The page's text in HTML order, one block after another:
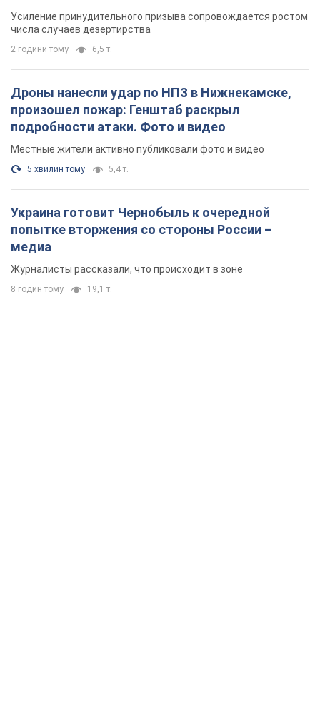
Усиление принудительного призыва сопровождается ростом
числа случаев дезертирства
2 години тому 6,5 т.
Дроны нанесли удар по НПЗ в Нижнекамске,
произошел пожар: Генштаб раскрыл
подробности атаки. Фото и видео
Местные жители активно публиковали фото и видео
5 хвилин тому 5,4 т.
Украина готовит Чернобыль к очередной
попытке вторжения со стороны России –
медиа
Журналисты рассказали, что происходит в зоне
8 годин тому 19,1 т.